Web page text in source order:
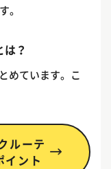
。
？
めています。こ
ルーテ
イント